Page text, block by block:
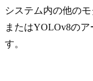
システム内の他の
またはYOLOv8の
す。